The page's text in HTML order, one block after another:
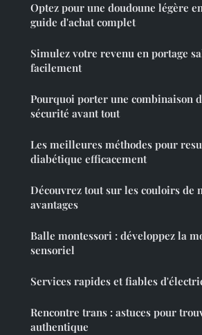
Optez pour une doudoune légère
guide d'achat complet
Simulez votre revenu en portage
facilement
Pourquoi porter une combinaison
sécurité avant tout
Les meilleures méthodes pour
diabétique efficacement
Découvrez tout sur les couloirs de
avantages
Balle montessori : développez la
sensoriel
Services rapides et fiables
Rencontre trans : astuces pour
authentique